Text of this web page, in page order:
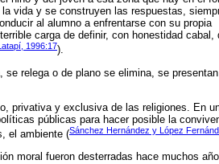
vida y se construyen las respuestas,
al alumno a enfrentarse con su propia
carga de definir, con honestidad cabal,
1996:17).
relega o de plano se elimina, se
privativa y exclusiva de las religiones. En
públicas para hacer posible la
el ambiente (Sánchez Hernández y López
moral fueron desterradas hace muchos